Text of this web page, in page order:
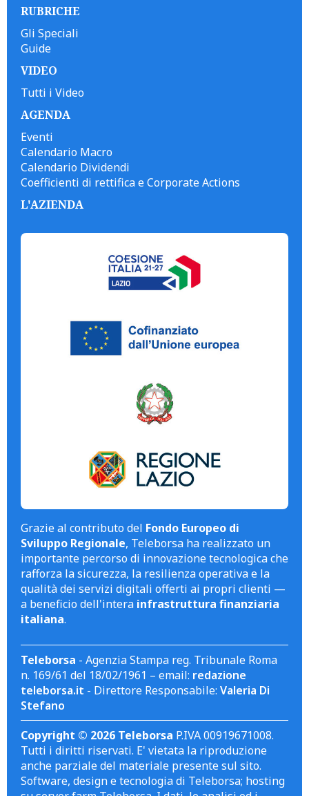
RUBRICHE
Gli Speciali
Guide
VIDEO
Tutti i Video
AGENDA
Eventi
Calendario Macro
Calendario Dividendi
Coefficienti di rettifica e Corporate Actions
L'AZIENDA
Grazie al contributo del Fondo Europeo di
Sviluppo Regionale, Teleborsa ha realizzato un
importante percorso di innovazione tecnologica che
rafforza la sicurezza, la resilienza operativa e la
qualità dei servizi digitali offerti ai propri clienti —
a beneficio dell'intera infrastruttura finanziaria
italiana.
Teleborsa - Agenzia Stampa reg. Tribunale Roma
n. 169/61 del 18/02/1961 – email: redazione
teleborsa.it - Direttore Responsabile: Valeria Di
Stefano
Copyright © 2026 Teleborsa P.IVA 00919671008.
Tutti i diritti riservati. E' vietata la riproduzione
anche parziale del materiale presente sul sito.
Software, design e tecnologia di Teleborsa; hosting